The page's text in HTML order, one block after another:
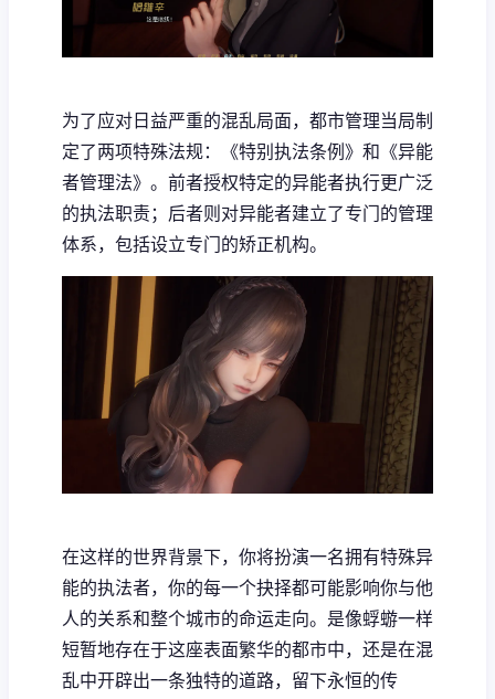
为了应对日益严重的混乱局面，都市管理当局制
定了两项特殊法规：《特别执法条例》和《异能
者管理法》。前者授权特定的异能者执行更广泛
的执法职责；后者则对异能者建立了专门的管理
体系，包括设立专门的矫正机构。
在这样的世界背景下，你将扮演一名拥有特殊异
能的执法者，你的每一个抉择都可能影响你与他
人的关系和整个城市的命运走向。是像蜉蝣一样
短暂地存在于这座表面繁华的都市中，还是在混
乱中开辟出一条独特的道路，留下永恒的传